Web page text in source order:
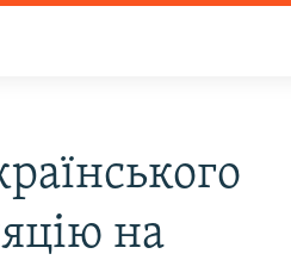
на